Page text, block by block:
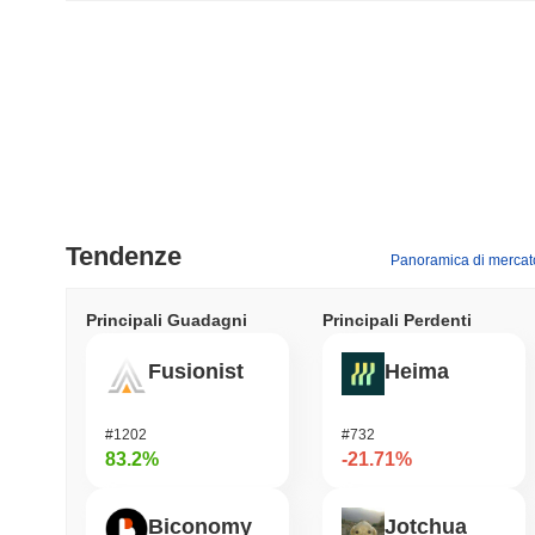
Tendenze Panoramica di
Principali Guadagni
Fusionist
#1202
83.2%
Biconomy
Principali Perdenti
Heima
#732
-21.71%
Jotchua